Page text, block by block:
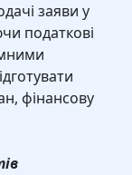
заяви у
податкові
фінансову